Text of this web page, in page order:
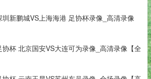
新鹏城VS上海海港 足协杯录像_高清录像
杯 北京国安VS大连可为录像_高清录像【全